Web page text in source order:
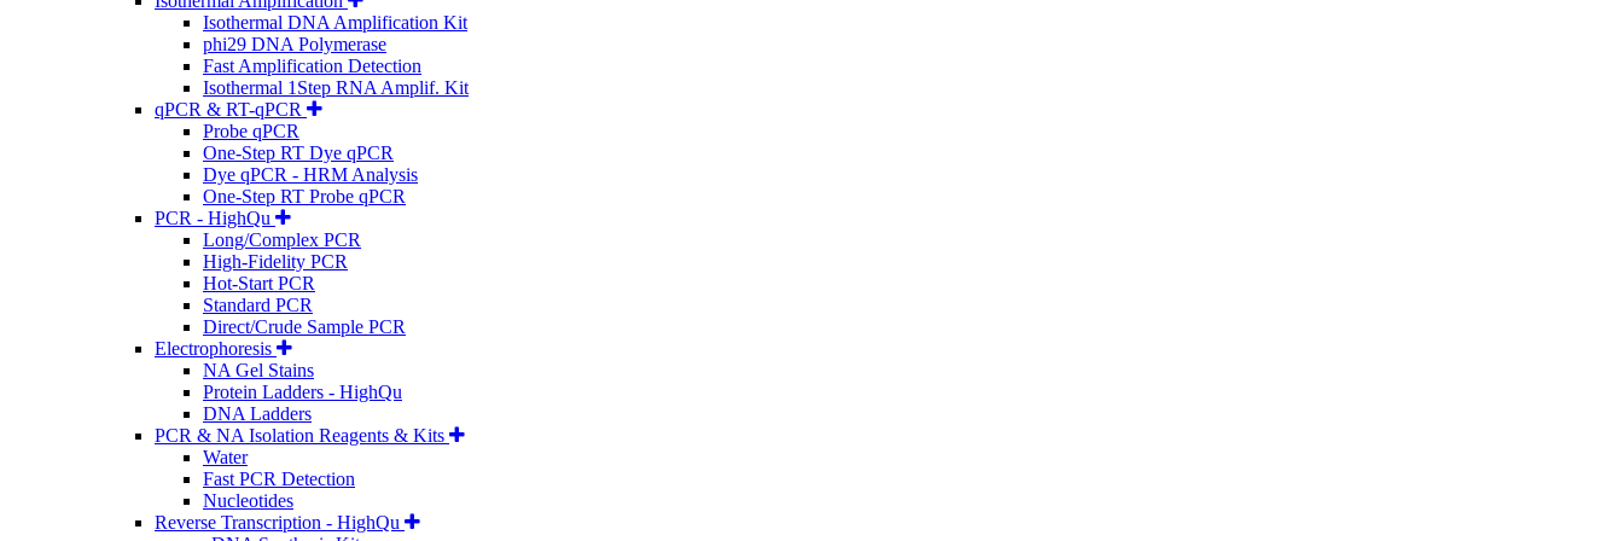
Isothermal DNA Amplification Kit
phi29 DNA Polymerase
Fast Amplification Detection
Isothermal 1Step RNA Amplif. Kit
qPCR & RT-qPCR
Probe qPCR
One-Step RT Dye qPCR
Dye qPCR - HRM Analysis
One-Step RT Probe qPCR
PCR - HighQu
Long/Complex PCR
High-Fidelity PCR
Hot-Start PCR
Standard PCR
Direct/Crude Sample PCR
Electrophoresis
NA Gel Stains
Protein Ladders - HighQu
DNA Ladders
PCR & NA Isolation Reagents & Kits
Water
Fast PCR Detection
Nucleotides
Reverse Transcription - HighQu